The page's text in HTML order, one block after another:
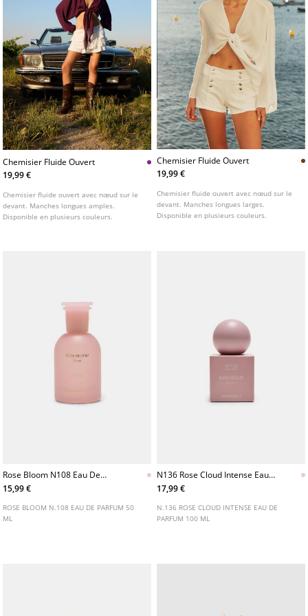
Chemisier Fluide Ouvert
19,99 €
Chemisier fluide ouvert avec nœud sur le
devant. Manches longues amples.
Disponible en plusieurs couleurs.
Chemisier Fluide Ouvert
19,99 €
Chemisier fluide ouvert avec nœud sur le
devant. Manches longues larges.
Disponible en plusieurs couleurs.
Rose Bloom N108 Eau De
Parfum 50 Ml
15,99 €
ROSE BLOOM N.108 EAU DE PARFUM 50
ML
N136 Rose Cloud Intense Eau
De Parfum 100 Ml
17,99 €
N.136 ROSE CLOUD INTENSE EAU DE
PARFUM 100 ML